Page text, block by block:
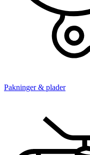
Pakninger & plader